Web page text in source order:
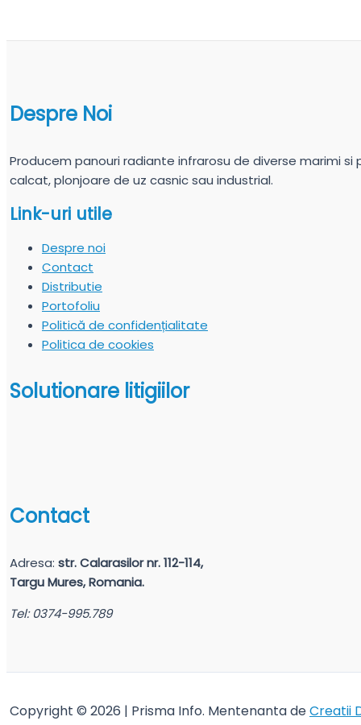
Despre Noi
Producem panouri radiante infrarosu de diverse marimi
calcat, plonjoare de uz casnic sau industrial.
Link-uri utile
Despre noi
Contact
Distributie
Portofoliu
Politică de confidențialitate
Politica de cookies
Solutionare litigiilor
Contact
Adresa: str. Calarasilor nr. 112-114,
Targu Mures, Romania.
Tel: 0374-995.789
Copyright © 2026 | Prisma Info. Mentenanta deCreatii